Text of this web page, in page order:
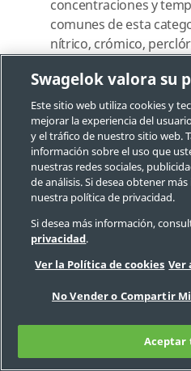
concentraciones y
comunes de esta
nítrico, crómico,
Los factores limitantes
sus aleaciones, incluyen lo
El titanio no aleado
corroerse en entornos
bajo condiciones no
clasificación general
El cloro seco puede
titanio e incluso causar
El titanio no es
Swagelok valora su
Este sitio web utiliza cookies y
mejorar la experiencia del
y el tráfico de nuestro sitio web.
información sobre el uso que
nuestras redes sociales,
de análisis. Si desea obtener
nuestra política de privacidad.
Si desea más información,
privacidad.
Ver la Política de cookies Ver
No Vender o Compartir
Aceptar